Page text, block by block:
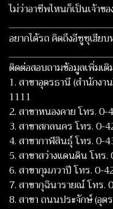
ไม่ว่าอาชีพไหนก็เป็นเจ้าข
อยากได้รถ คิดถึงอีซูซุเฮีย
ติดต่อสอบถามข้อมูลเพิ่มเ
1. สาขาอุดรธานี (สำนักง
1111
2. สาขาหนองคาย โทร.
3. สาขาสกลนคร โทร. 0-
4. สาขากาฬสินธุ์ โทร. 0-
5. สาขาสว่างแดนดิน โทร
6. สาขากุมภวาปี โทร. 0-
7. สาขากุฉินารายณ์ โทร.
8. สาขา ถนนประจักษ์ (อุ